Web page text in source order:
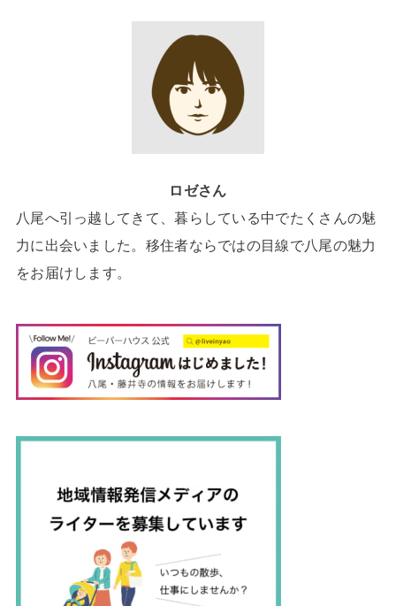
ロゼさん
八尾へ引っ越してきて、暮らしている中でたくさんの魅
力に出会いました。移住者ならではの目線で八尾の魅力
をお届けします。